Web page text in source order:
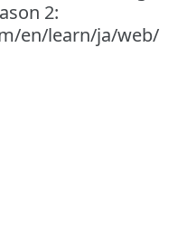
2:
en/learn/ja/web/